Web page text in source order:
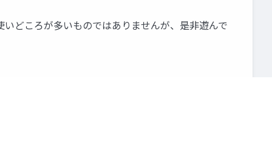
どころが多いものではありませんが、是非遊んで